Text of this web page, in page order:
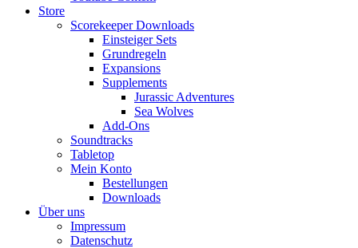
Store
Scorekeeper Downloads
Einsteiger Sets
Grundregeln
Expansions
Supplements
Jurassic Adventures
Sea Wolves
Add-Ons
Soundtracks
Tabletop
Mein Konto
Bestellungen
Downloads
Über uns
Impressum
Datenschutz